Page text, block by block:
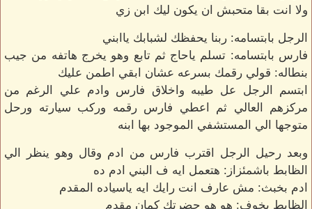
ولا انت بقا متحبش ان يكون ليك ابن زي
الرجل بابتسامه: ربنا يحفظك لشبابك ياابني
فارس بابتسامه: تسلم ياحاج ثم تابع وهو يخرج هاتفه من جيب
بنطاله: قولي رقمك بسرعه عشان ابقي اطمن عليك
ابتسم الرجل عل طيبه واخلاق فارس وادم علي الرغم من
مركزهم العالي ثم اعطي فارس رقمه وركب سيارته ورحل
متوجها الي المستشفي الموجود بها ابنه
وبعد رحيل الرجل اقترب فارس من ادم وقال وهو ينظر الي
الظابط باشمئزاز: هتعمل ايه ف البني ادم ده
ادم بخبث: مش عارف انت رايك ايه ياسياده المقدم
الظابط بخوف: هو هو حضرتك كمان مقدم